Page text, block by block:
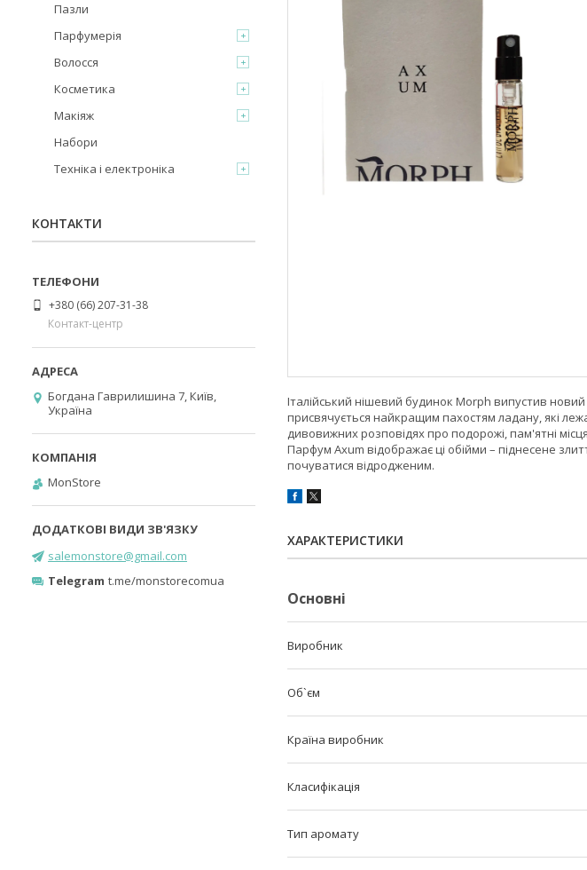
Італійський нішевий будинок Morph випустив
присвячується найкращим пахостям ладану, які
дивовижних розповідях про подорожі, пам'ятні місця
Парфум Axum відображає ці обійми – піднесене
почуватися відродженим.
ХАРАКТЕРИСТИКИ
Основні
Виробник
Об`єм
Країна виробник
Класифікація
Тип аромату
Пазли
Парфумерія
Волосся
Косметика
Макіяж
Набори
Техніка і електроніка
КОНТАКТИ
+380 (66) 207-31-38
Контакт-центр
Богдана Гаврилишина 7, Київ,
Україна
MonStore
salemonstore@gmail.com
Telegram t.me/monstorecomua